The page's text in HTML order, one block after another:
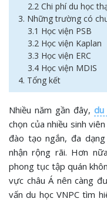
2.2 Chi phí du học
3. Những trường có
3.1 Học viện PSB
3.2 Học viện Kaplan
3.3 Học viện ERC
3.4 Học viện MDIS
4. Tổng kết
Nhiều năm gần đây, du
chọn của nhiều sinh
đào tạo ngắn, đa
nhận rộng rãi. Hơn
phong tục tập quán
vực châu Á nên càng
vấn du học VNPC tìm